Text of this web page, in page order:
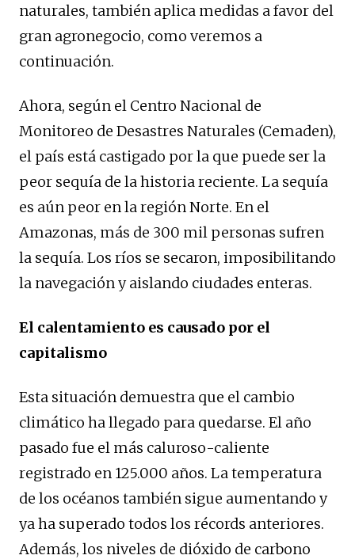
naturales, también aplica medidas a favor del
gran agronegocio, como veremos a
continuación.
Ahora, según el Centro Nacional de
Monitoreo de Desastres Naturales (Cemaden),
el país está castigado por la que puede ser la
peor sequía de la historia reciente. La sequía
es aún peor en la región Norte. En el
Amazonas, más de 300 mil personas sufren
la sequía. Los ríos se secaron, imposibilitando
la navegación y aislando ciudades enteras.
El calentamiento es causado por el
capitalismo
Esta situación demuestra que el cambio
climático ha llegado para quedarse. El año
pasado fue el más caluroso-caliente
registrado en 125.000 años. La temperatura
de los océanos también sigue aumentando y
ya ha superado todos los récords anteriores.
Además, los niveles de dióxido de carbono